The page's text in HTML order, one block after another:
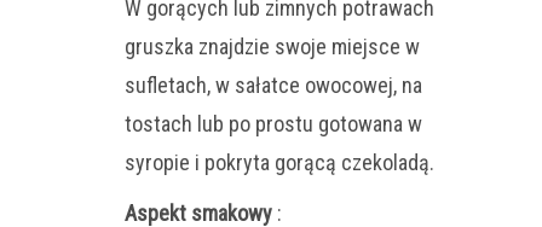
W gorących lub zimnych potrawach
gruszka znajdzie swoje miejsce w
sufletach, w sałatce owocowej, na
tostach lub po prostu gotowana w
syropie i pokryta gorącą czekoladą.
Aspekt smakowy :